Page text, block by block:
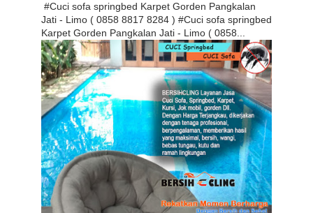
#Cuci sofa springbed Karpet Gorden Pangkalan
Jati - Limo ( 0858 8817 8284 ) #Cuci sofa springbed
Karpet Gorden Pangkalan Jati - Limo ( 0858...